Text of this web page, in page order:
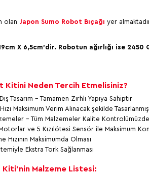
olan Japon Sumo Robot Bıçağı yer
X 6,5cm'dir. Robotun ağırlığı ise 2450
Kitini Neden Tercih Etmelisiniz?
Tasarım - Tamamen Zırhlı Yapıya Sahiptir
Maksimum Verim Alınacak şekilde
- Tüm Malzemeler Kalite
ve 5 Kızılötesi Sensör ile Maksimum
Maksimumda Olması
Ekstra Tork Sağlanması
Kiti'nin Malzeme Listesi: